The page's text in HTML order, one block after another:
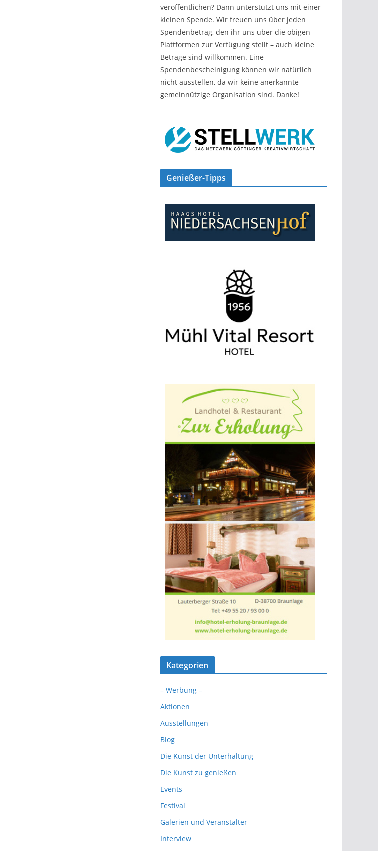
veröffentlichen? Dann unterstützt uns mit einer
kleinen Spende. Wir freuen uns über jeden
Spendenbetrag, den ihr uns über die obigen
Plattformen zur Verfügung stellt – auch kleine
Beträge sind willkommen. Eine
Spendenbescheinigung können wir natürlich
nicht ausstellen, da wir keine anerkannte
gemeinnützige Organisation sind. Danke!
Genießer-Tipps
Kategorien
– Werbung –
Aktionen
Ausstellungen
Blog
Die Kunst der Unterhaltung
Die Kunst zu genießen
Events
Festival
Galerien und Veranstalter
Interview